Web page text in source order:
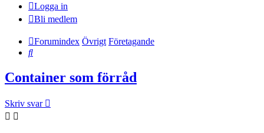
Logga in
Bli medlem
Forumindex Övrigt Företagande
Sök
Container som förråd
Skriv svar